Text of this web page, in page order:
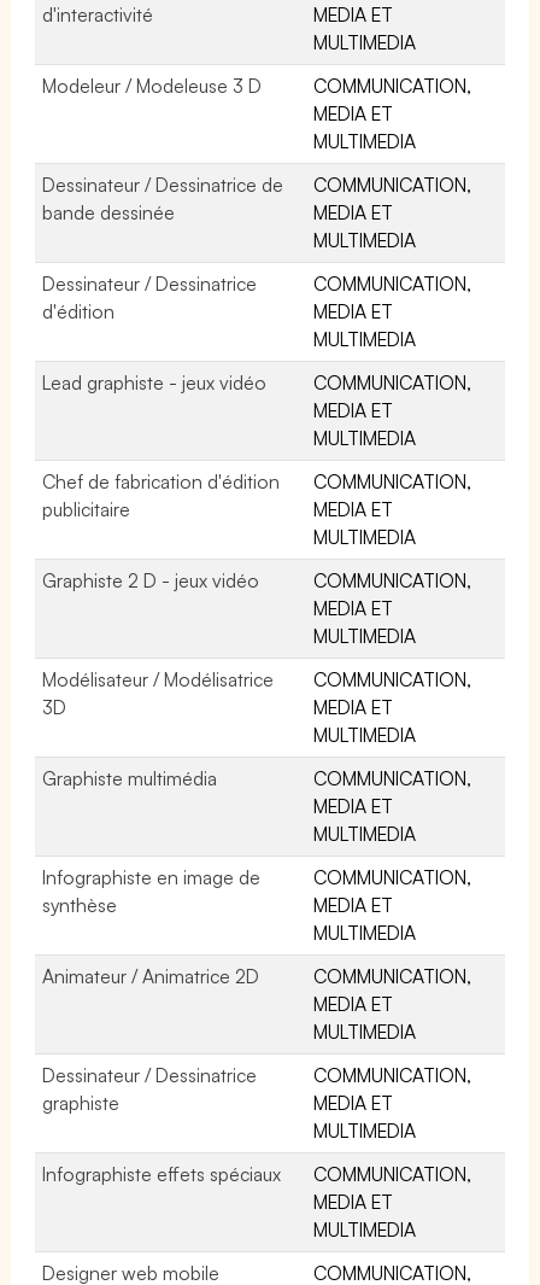
d'interactivité
MEDIA ET
MULTIMEDIA
Modeleur / Modeleuse 3 D
COMMUNICATION,
MEDIA ET
MULTIMEDIA
Dessinateur / Dessinatrice de
bande dessinée
COMMUNICATION,
MEDIA ET
MULTIMEDIA
Dessinateur / Dessinatrice
d'édition
COMMUNICATION,
MEDIA ET
MULTIMEDIA
Lead graphiste - jeux vidéo
COMMUNICATION,
MEDIA ET
MULTIMEDIA
Chef de fabrication d'édition
publicitaire
COMMUNICATION,
MEDIA ET
MULTIMEDIA
Graphiste 2 D - jeux vidéo
COMMUNICATION,
MEDIA ET
MULTIMEDIA
Modélisateur / Modélisatrice
3D
COMMUNICATION,
MEDIA ET
MULTIMEDIA
Graphiste multimédia
COMMUNICATION,
MEDIA ET
MULTIMEDIA
Infographiste en image de
synthèse
COMMUNICATION,
MEDIA ET
MULTIMEDIA
Animateur / Animatrice 2D
COMMUNICATION,
MEDIA ET
MULTIMEDIA
Dessinateur / Dessinatrice
graphiste
COMMUNICATION,
MEDIA ET
MULTIMEDIA
Infographiste effets spéciaux
COMMUNICATION,
MEDIA ET
MULTIMEDIA
Designer web mobile
COMMUNICATION,